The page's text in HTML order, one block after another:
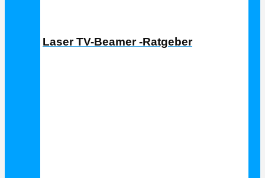
Laser TV-Beamer -Ratgeber